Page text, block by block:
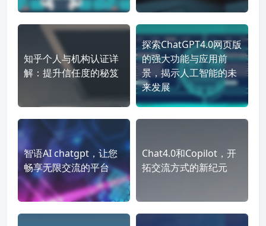
知乎个人与机构认证详
解：提升信任度的秘笈
探索ChatGPT4.0网页版
的强大功能与应用前
景，揭示人工智能的未
来发展
智语AI chatgpt，让您
畅享无限交流的平台
Chat4.0和Copilot，开
拓交流方式的新纪元